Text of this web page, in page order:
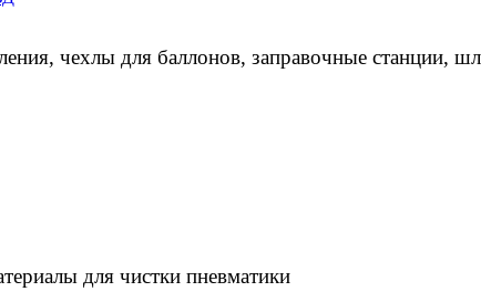
чехлы для баллонов, заправочные станции,
для чистки пневматики